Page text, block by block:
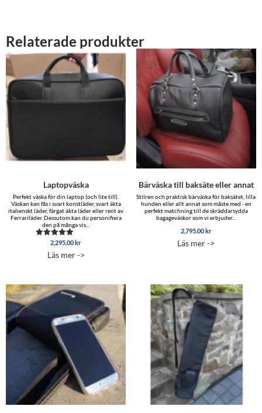
Relaterade produkter
Laptopväska
Perfekt väska för din laptop (och lite till).
Väskan kan fås i svart konstläder, svart äkta
italienskt läder, färgat äkta läder eller rent av
Ferrariläder. Dessutom kan du personifiera
den på många vis...
Betygsatt
av 5
2,295.00 kr
Läs mer ->
Bärväska till baksäte eller annat
Stilren och praktisk bärväska för baksätet, lilla
hunden eller allt annat som måste med - en
perfekt matchning till de skräddarsydda
bagageväskor som vi erbjuder...
2,795.00 kr
Läs mer ->